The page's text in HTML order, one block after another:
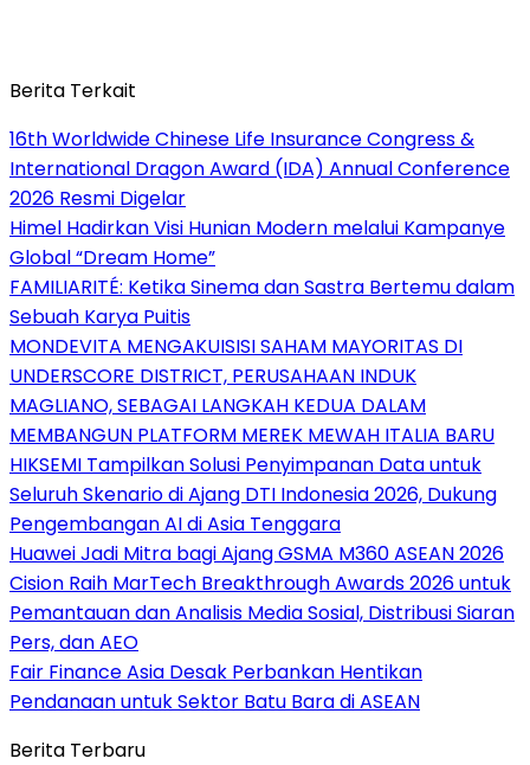
Berita Terkait
16th Worldwide Chinese Life Insurance Congress &
International Dragon Award (IDA) Annual Conference
2026 Resmi Digelar
Himel Hadirkan Visi Hunian Modern melalui Kampanye
Global “Dream Home”
FAMILIARITÉ: Ketika Sinema dan Sastra Bertemu dalam
Sebuah Karya Puitis
MONDEVITA MENGAKUISISI SAHAM MAYORITAS DI
UNDERSCORE DISTRICT, PERUSAHAAN INDUK
MAGLIANO, SEBAGAI LANGKAH KEDUA DALAM
MEMBANGUN PLATFORM MEREK MEWAH ITALIA BARU
HIKSEMI Tampilkan Solusi Penyimpanan Data untuk
Seluruh Skenario di Ajang DTI Indonesia 2026, Dukung
Pengembangan AI di Asia Tenggara
Huawei Jadi Mitra bagi Ajang GSMA M360 ASEAN 2026
Cision Raih MarTech Breakthrough Awards 2026 untuk
Pemantauan dan Analisis Media Sosial, Distribusi Siaran
Pers, dan AEO
Fair Finance Asia Desak Perbankan Hentikan
Pendanaan untuk Sektor Batu Bara di ASEAN
Berita Terbaru